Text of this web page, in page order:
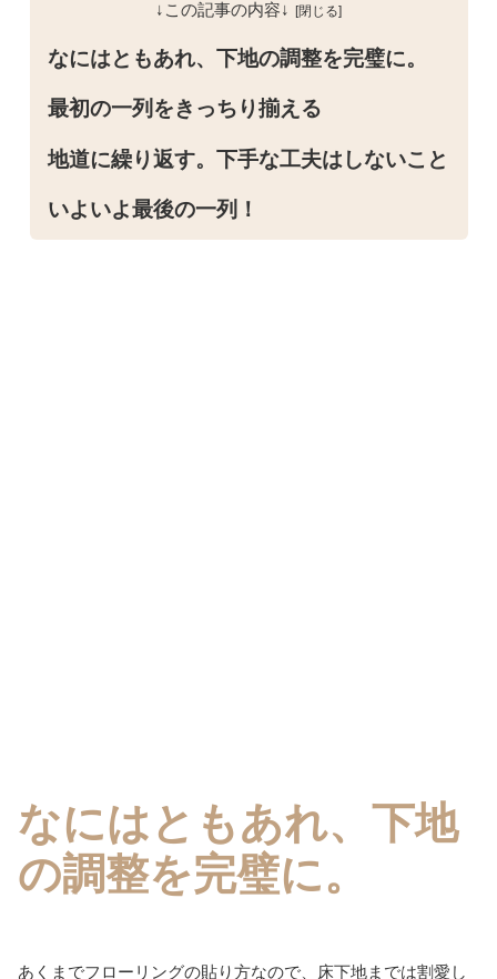
↓この記事の内容↓
なにはともあれ、下地の調整を完璧に。
最初の一列をきっちり揃える
地道に繰り返す。下手な工夫はしないこと
いよいよ最後の一列！
なにはともあれ、下地
の調整を完璧に。
あくまでフローリングの貼り方なので、床下地までは割愛し